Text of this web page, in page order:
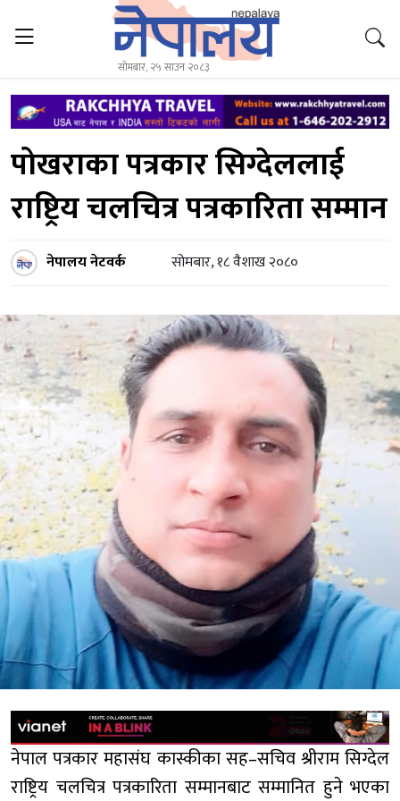
सोमबार, २५ साउन २०८३
पोखराका पत्रकार सिग्देललाई
राष्ट्रिय चलचित्र पत्रकारिता सम्मान
नेपालय नेटवर्क सोमबार, १८ वैशाख २०८०
नेपाल पत्रकार महासंघ कास्कीका सह–सचिव श्रीराम सिग्देल
राष्ट्रिय चलचित्र पत्रकारिता सम्मानबाट सम्मानित हुने भएका